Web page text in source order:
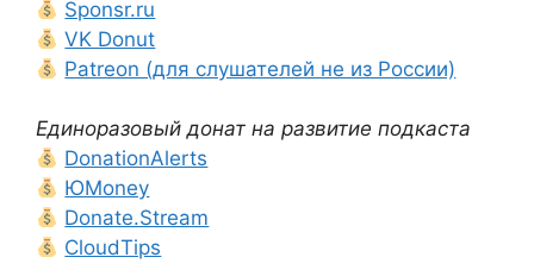
Sponsr.ru
VK Donut
Patreon (для слушателей не из России)
Единоразовый донат на развитие подкаста
DonationAlerts
ЮMoney
Donate.Stream
CloudTips